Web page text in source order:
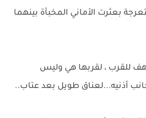
بعثرت الأماني المخبأة بينهما
للقرب ، لقربها هي وليس
أذنيه...لعناق طويل بعد عتاب..